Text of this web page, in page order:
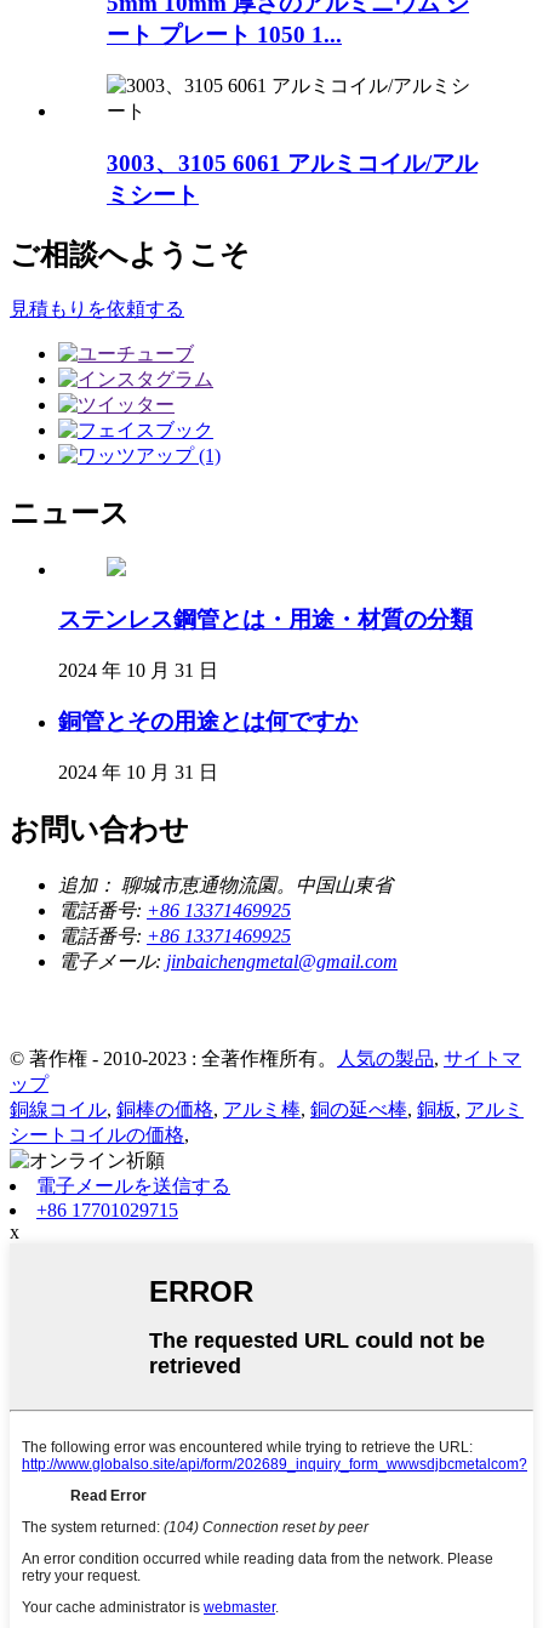
ート プレート 1050 1...
3003、3105 6061 アルミコイル/アル
ミシート
ご相談へようこそ
見積もりを依頼する
ニュース
ステンレス鋼管とは・用途・材質の分類
2024 年 10 月 31 日
銅管とその用途とは何ですか
2024 年 10 月 31 日
お問い合わせ
追加： 聊城市恵通物流園。中国山東省
電話番号: +86 13371469925
電話番号: +86 13371469925
電子メール: jinbaichengmetal@gmail.com
© 著作権 - 2010-2023 : 全著作権所有。 人気の製品, サイトマ
ップ
銅線コイル, 銅棒の価格, アルミ棒, 銅の延べ棒, 銅板, アルミ
シートコイルの価格,
電子メールを送信する
+86 17701029715
x